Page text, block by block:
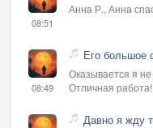
08:51
Анна Р., Анна
08:49
Его большое
Оказывается я
Отличная
Давно я жду